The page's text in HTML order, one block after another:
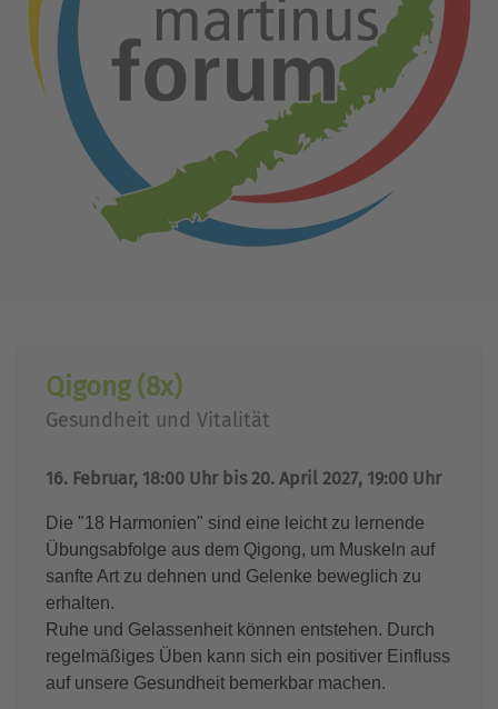
Qigong (8x)
Gesundheit und Vitalität
16. Februar, 18:00 Uhr bis 20. April 2027, 19:00 Uhr
Die "18 Harmonien" sind eine leicht zu lernende
Übungsabfolge aus dem Qigong, um Muskeln auf
sanfte Art zu dehnen und Gelenke beweglich zu
erhalten.
Ruhe und Gelassenheit können entstehen. Durch
regelmäßiges Üben kann sich ein positiver Einfluss
auf unsere Gesundheit bemerkbar machen.